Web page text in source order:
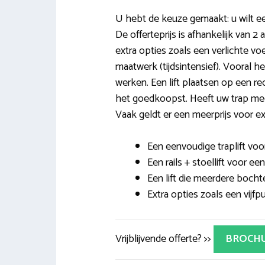
U hebt de keuze gemaakt: u wilt
De offerteprijs is afhankelijk van
extra opties zoals een verlichte
maatwerk (tijdsintensief). Vooral
werken. Een lift plaatsen op een
het goedkoopst. Heeft uw trap
Vaak geldt er een meerprijs voor
Een eenvoudige traplift
Een rails + stoellift voor
Een lift die meerdere
Extra opties zoals een
Vrijblijvende offerte? >>